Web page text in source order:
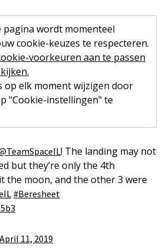
pagina wordt momenteel
cookie-keuzes te respecteren.
voorkeuren aan te passen
op elk moment wijzigen door
"Cookie-instellingen" te
! The landing may not
but they’re only the 4th
the moon, and the other 3 were
#Beresheet
April 11, 2019